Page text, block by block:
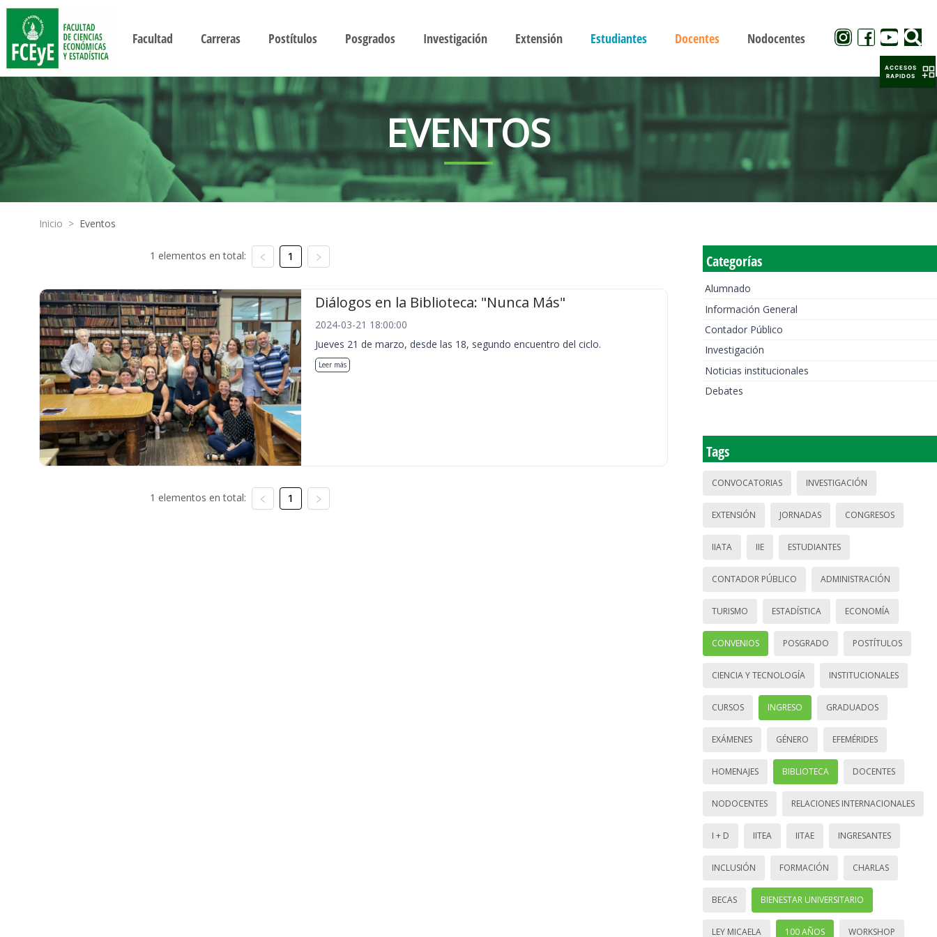
Facultad Carreras Postítulos Posgrados Investigación Extensión Estudiantes Docentes Nodocentes
EVENTOS
Inicio > Eventos
1 elementos en total: 1
Diálogos en la Biblioteca: "Nunca Más"
2024-03-21 18:00:00
Jueves 21 de marzo, desde las 18, segundo encuentro del ciclo.
Leer más
1 elementos en total: 1
Categorías
Alumnado
Información General
Contador Público
Investigación
Noticias institucionales
Debates
Tags
CONVOCATORIAS INVESTIGACIÓN
EXTENSIÓN JORNADAS CONGRESOS
IIATA IIE ESTUDIANTES
CONTADOR PÚBLICO ADMINISTRACIÓN
TURISMO ESTADÍSTICA ECONOMÍA
CONVENIOS POSGRADO POSTÍTULOS
CIENCIA Y TECNOLOGÍA INSTITUCIONALES
CURSOS INGRESO GRADUADOS
EXÁMENES GÉNERO EFEMÉRIDES
HOMENAJES BIBLIOTECA DOCENTES
NODOCENTES RELACIONES INTERNACIONALES
I + D IITEA IITAE INGRESANTES
INCLUSIÓN FORMACIÓN CHARLAS
BECAS BIENESTAR UNIVERSITARIO
LEY MICAELA 100 AÑOS WORKSHOP
ACCESOS
RAPIDOS